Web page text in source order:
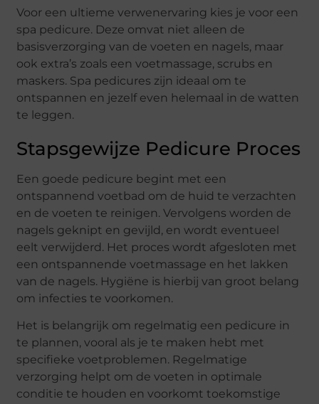
Voor een ultieme verwenervaring kies je voor een
spa pedicure. Deze omvat niet alleen de
basisverzorging van de voeten en nagels, maar
ook extra’s zoals een voetmassage, scrubs en
maskers. Spa pedicures zijn ideaal om te
ontspannen en jezelf even helemaal in de watten
te leggen.
Stapsgewijze Pedicure Proces
Een goede pedicure begint met een
ontspannend voetbad om de huid te verzachten
en de voeten te reinigen. Vervolgens worden de
nagels geknipt en gevijld, en wordt eventueel
eelt verwijderd. Het proces wordt afgesloten met
een ontspannende voetmassage en het lakken
van de nagels. Hygiëne is hierbij van groot belang
om infecties te voorkomen.
Het is belangrijk om regelmatig een pedicure in
te plannen, vooral als je te maken hebt met
specifieke voetproblemen. Regelmatige
verzorging helpt om de voeten in optimale
conditie te houden en voorkomt toekomstige